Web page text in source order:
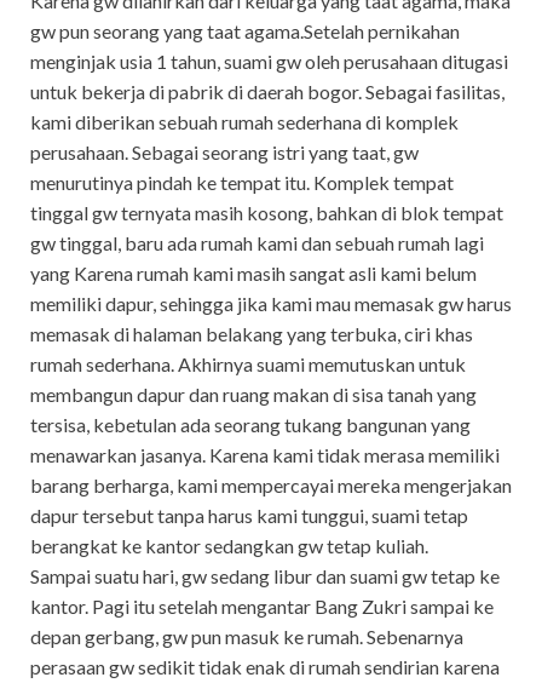
gw pun seorang yang taat agama.Setelah pernikahan
menginjak usia 1 tahun, suami gw oleh perusahaan ditugasi
untuk bekerja di pabrik di daerah bogor. Sebagai fasilitas,
kami diberikan sebuah rumah sederhana di komplek
perusahaan. Sebagai seorang istri yang taat, gw
menurutinya pindah ke tempat itu. Komplek tempat
tinggal gw ternyata masih kosong, bahkan di blok tempat
gw tinggal, baru ada rumah kami dan sebuah rumah lagi
yang Karena rumah kami masih sangat asli kami belum
memiliki dapur, sehingga jika kami mau memasak gw harus
memasak di halaman belakang yang terbuka, ciri khas
rumah sederhana. Akhirnya suami memutuskan untuk
membangun dapur dan ruang makan di sisa tanah yang
tersisa, kebetulan ada seorang tukang bangunan yang
menawarkan jasanya. Karena kami tidak merasa memiliki
barang berharga, kami mempercayai mereka mengerjakan
dapur tersebut tanpa harus kami tunggui, suami tetap
berangkat ke kantor sedangkan gw tetap kuliah.
Sampai suatu hari, gw sedang libur dan suami gw tetap ke
kantor. Pagi itu setelah mengantar Bang Zukri sampai ke
depan gerbang, gw pun masuk ke rumah. Sebenarnya
perasaan gw sedikit tidak enak di rumah sendirian karena